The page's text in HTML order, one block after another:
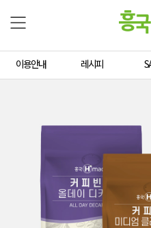
이용안내 레시피